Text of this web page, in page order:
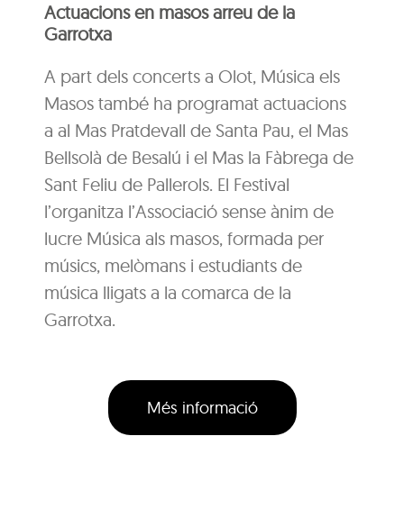
Actuacions en masos arreu de la
Garrotxa
A part dels concerts a Olot, Música els
Masos també ha programat actuacions
a al Mas Pratdevall de Santa Pau, el Mas
Bellsolà de Besalú i el Mas la Fàbrega de
Sant Feliu de Pallerols. El Festival
l’organitza l’Associació sense ànim de
lucre Música als masos, formada per
músics, melòmans i estudiants de
música lligats a la comarca de la
Garrotxa.
Més informació